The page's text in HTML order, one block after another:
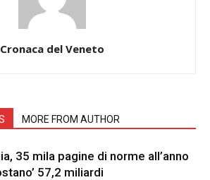
Cronaca del Veneto
MORE FROM AUTHOR
35 mila pagine di norme all’anno
57,2 miliardi